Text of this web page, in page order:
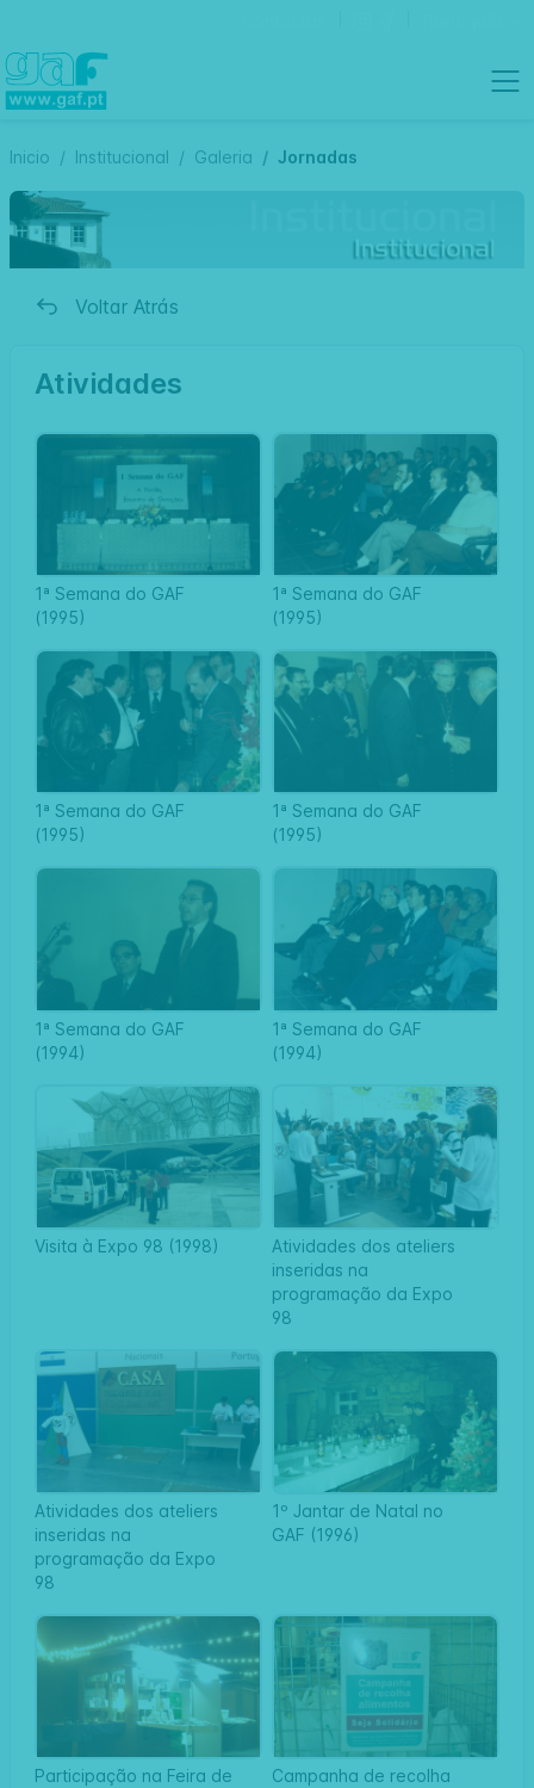
Inicio Institucional Galeria Jornadas
Voltar Atrás
Atividades
1ª Semana do GAF
(1995)
1ª Semana do GAF
(1995)
1ª Semana do GAF
(1995)
1ª Semana do GAF
(1995)
1ª Semana do GAF
(1994)
1ª Semana do GAF
(1994)
Visita à Expo 98 (1998)
Atividades dos ateliers
inseridas na
programação da Expo
98
Atividades dos ateliers
inseridas na
programação da Expo
98
1º Jantar de Natal no
GAF (1996)
Participação na Feira de
Campanha de recolha